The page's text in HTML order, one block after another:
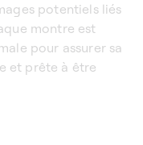
potentiels liés
montre est
pour assurer sa
et prête à être